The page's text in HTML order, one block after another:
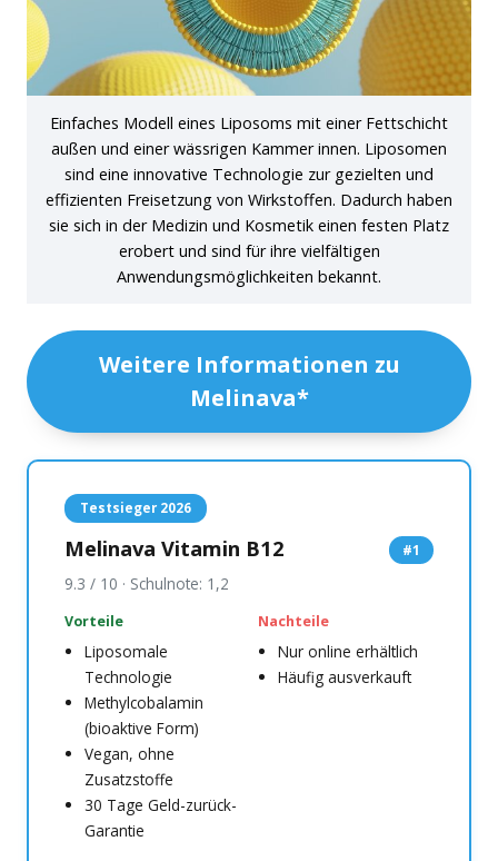
Einfaches Modell eines Liposoms mit einer Fettschicht
außen und einer wässrigen Kammer innen. Liposomen
sind eine innovative Technologie zur gezielten und
effizienten Freisetzung von Wirkstoffen. Dadurch haben
sie sich in der Medizin und Kosmetik einen festen Platz
erobert und sind für ihre vielfältigen
Anwendungsmöglichkeiten bekannt.
Weitere Informationen zu
Melinava*
Testsieger 2026
Melinava Vitamin B12
9.3 / 10 · Schulnote: 1,2
#1
Vorteile
Liposomale
Technologie
Methylcobalamin
(bioaktive Form)
Vegan, ohne
Zusatzstoffe
30 Tage Geld-zurück-
Garantie
Nachteile
Nur online erhältlich
Häufig ausverkauft